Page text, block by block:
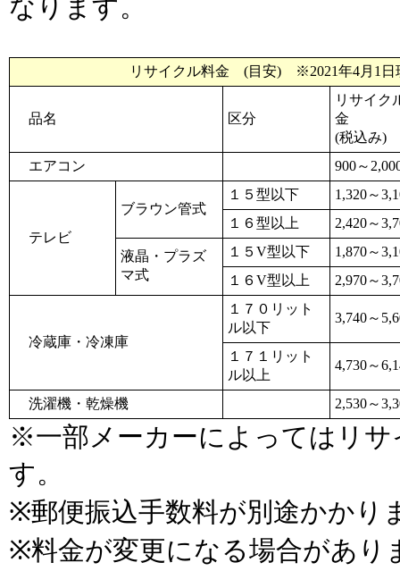
なります。
リサイクル料金 (目安) ※2021年4月1日
品名 区分
リサイク
金
(税込み)
エアコン
900～
テレビ
ブラウン管式
１５型以下
1,320～
１６型以上
2,420～
液晶・プラズ
マ式
１５V型以下
1,870～
１６V型以上
2,970～
冷蔵庫・冷凍庫
１７０リット
ル以下
3,740～
１７１リット
ル以上
4,730～
洗濯機・乾燥機 2,530～
※一部メーカーによってはリ
す。
※郵便振込手数料が別途かかり
※料金が変更になる場合があり